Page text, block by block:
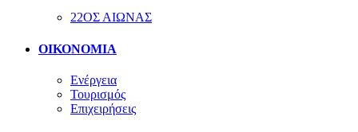
22ΟΣ ΑΙΩΝΑΣ
ΟΙΚΟΝΟΜΙΑ
Ενέργεια
Τουρισμός
Επιχειρήσεις